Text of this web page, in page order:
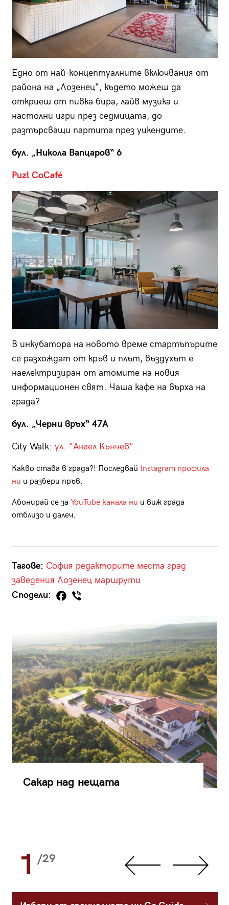
Едно от най-концептуалните включвания от
района на „Лозенец“, където можеш да
откриеш от пивка бира, лайв музика и
настолни игри през седмицата, до
разтърсващи партита през уикендите.
бул. „Никола Вапцаров“ 6
Puzl CoCafé
В инкубатора на новото време стартъпърите
се разхождат от кръв и плът, въздухът е
наелектризиран от атомите на новия
информационен свят. Чаша кафе на върха на
града?
бул. „Черни връх“ 47A
City Walk: ул. "Ангел Кънчев"
Какво става в града?! Последвай Instagram профила
ни и разбери пръв.
Абонирай се за YouTube канала ни и виж града
отблизо и далеч.
Тагове: София редакторите места град
заведения Лозенец маршрути
Сподели:
Сакар над нещата
1 /29